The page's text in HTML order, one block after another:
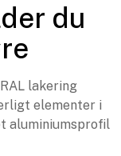
du
lakering
elementer i
aluminiumsprofil